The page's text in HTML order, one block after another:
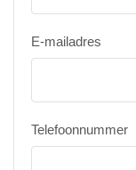
E-mailadres
Telefoonnummer